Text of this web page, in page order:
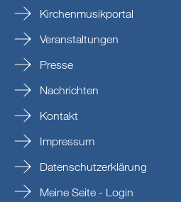
Kirchenmusikportal
Veranstaltungen
Presse
Nachrichten
Kontakt
Impressum
Datenschutzerklärung
Meine Seite - Login